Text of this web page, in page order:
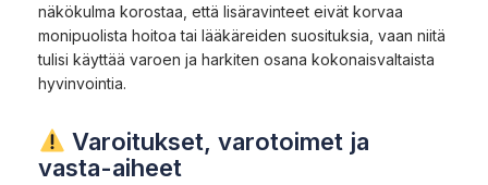
näkökulma korostaa, että lisäravinteet eivät korvaa
monipuolista hoitoa tai lääkäreiden suosituksia, vaan niitä
tulisi käyttää varoen ja harkiten osana kokonaisvaltaista
hyvinvointia.
Varoitukset, varotoimet ja
vasta-aiheet